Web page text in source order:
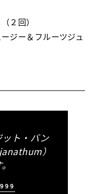
２回）
ジー＆フルーツジュ
ト・バン
）